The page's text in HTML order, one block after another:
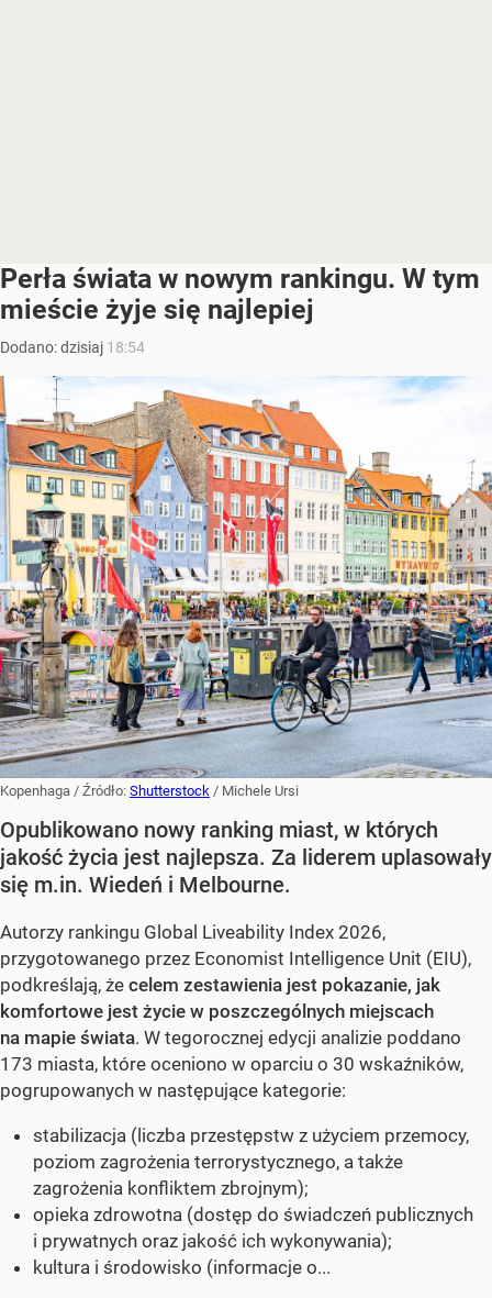
Perła świata w nowym rankingu. W tym
mieście żyje się najlepiej
Dodano:dzisiaj 18:54
Kopenhaga / Źródło: Shutterstock / Michele Ursi
Opublikowano nowy ranking miast, w których
jakość życia jest najlepsza. Za liderem uplasowały
się m.in. Wiedeń i Melbourne.
Autorzy rankingu Global Liveability Index 2026,
przygotowanego przez Economist Intelligence Unit (EIU),
podkreślają, że celem zestawienia jest pokazanie, jak
komfortowe jest życie w poszczególnych miejscach
na mapie świata. W tegorocznej edycji analizie poddano
173 miasta, które oceniono w oparciu o 30 wskaźników,
pogrupowanych w następujące kategorie:
stabilizacja (liczba przestępstw z użyciem przemocy,
poziom zagrożenia terrorystycznego, a także
zagrożenia konfliktem zbrojnym);
opieka zdrowotna (dostęp do świadczeń publicznych
i prywatnych oraz jakość ich wykonywania);
kultura i środowisko (informacje o...